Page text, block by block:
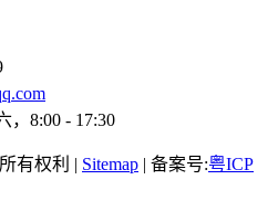
，8:00 - 17:30
有权利 | Sitemap | 备案号:粤ICP